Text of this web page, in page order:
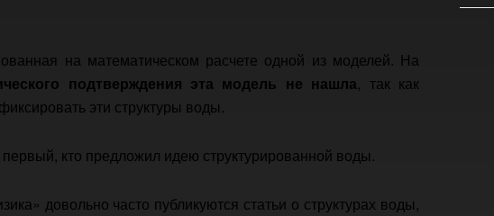
на математическом расчете одной из моделей. На
подтверждения эта модель не нашла, так как
эти структуры воды.
кто предложил идею структурированной воды.
довольно часто публикуются статьи о структурах воды,